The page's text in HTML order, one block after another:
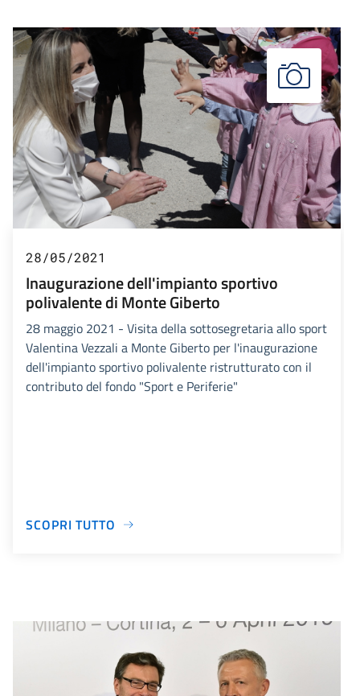
28/05/2021
Inaugurazione dell'impianto sportivo
polivalente di Monte Giberto
28 maggio 2021 - Visita della sottosegretaria allo sport
Valentina Vezzali a Monte Giberto per l'inaugurazione
dell'impianto sportivo polivalente ristrutturato con il
contributo del fondo "Sport e Periferie"
SCOPRI TUTTO